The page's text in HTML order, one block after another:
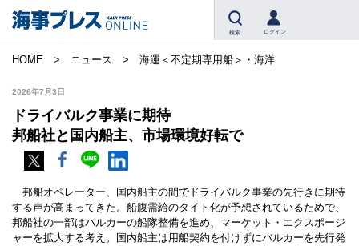
検索 ログイン
HOME ニュース 海運＜不定期専用船＞・海洋
2026年7月3日
ドライバルク事業に期待
邦船社と国内船主、市場環境好転で
邦船オペレーター、国内船主の間でドライバルク事業の先行きに期待
する声が高まってきた。船腹需給のタイト化が予想されているためで、
邦船社の一部はバルカーの船隊整備を進め、マーケット・エクスポージ
ャーを拡大する考え。国内船主は用船契約を付けずにバルカーを先行発